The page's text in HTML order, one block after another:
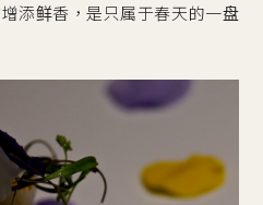
添鲜香，是只属于春天的一盘